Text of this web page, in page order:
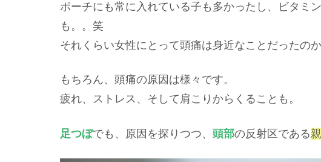
ポーチにも常に入れている子も多かったし、ビタミ
も。。笑
それくらい女性にとって頭痛は身近なことだったの
もちろん、頭痛の原因は様々です。
疲れ、ストレス、そして肩こりからくることも。
足つぼでも、原因を探りつつ、 頭部の反射区である